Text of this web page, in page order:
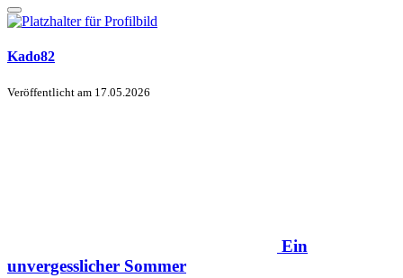
Kado82
Veröffentlicht am 17.05.2026
Ein
unvergesslicher Sommer